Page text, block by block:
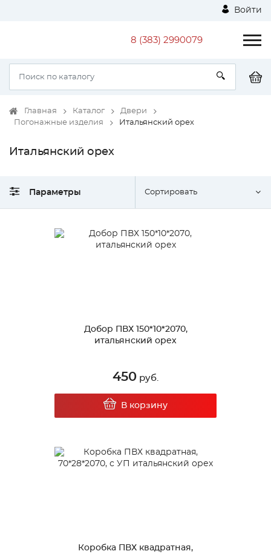
Войти
8 (383) 2990079
Главная Каталог
Двери
Погонажные изделия
Итальянский орех
Итальянский орех
Параметры Сортировать
Добор ПВХ 150*10*2070,
итальянский орех
450 руб.
В корзину
Коробка ПВХ квадратная,